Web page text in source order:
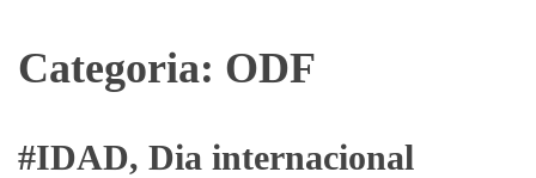
BRASILEIRA
Categoria: ODF
#IDAD, Dia internacional